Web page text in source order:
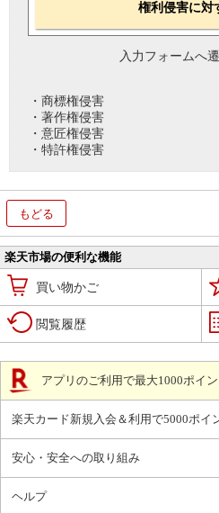
権利侵害に対
入力フォームへ
・商標権侵害
・著作権侵害
・意匠権侵害
・特許権侵害
もどる
楽天市場の便利な機能
買い物かご
閲覧履歴
アプリのご利用で最大1000ポイン
楽天カード新規入会＆利用で5000ポイ
安心・安全への取り組み
ヘルプ